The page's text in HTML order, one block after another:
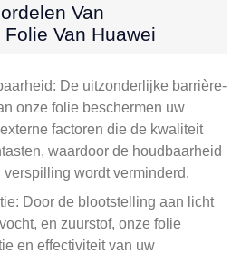
Van
Van Huawei
De uitzonderlijke barrière-
onze folie beschermen uw
factoren die de kwaliteit
waardoor de houdbaarheid
wordt verminderd.
Door de blootstelling aan licht
en zuurstof, onze folie
en effectiviteit van uw